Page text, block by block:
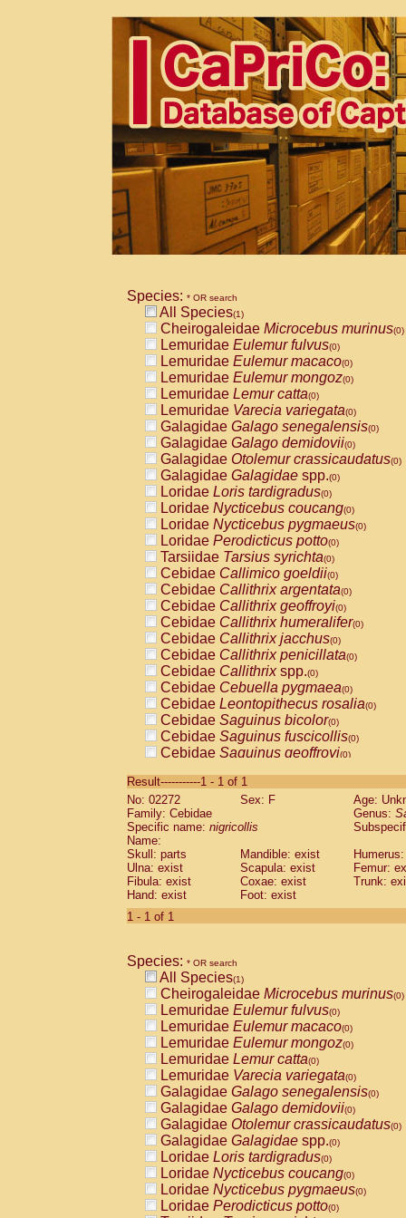
Species: * OR search
All Species(1)
Cheirogaleidae Microcebus murinus(0)
Lemuridae Eulemur fulvus(0)
Lemuridae Eulemur macaco(0)
Lemuridae Eulemur mongoz(0)
Lemuridae Lemur catta(0)
Lemuridae Varecia variegata(0)
Galagidae Galago senegalensis(0)
Galagidae Galago demidovii(0)
Galagidae Otolemur crassicaudatus(0)
Galagidae Galagidae spp.(0)
Loridae Loris tardigradus(0)
Loridae Nycticebus coucang(0)
Loridae Nycticebus pygmaeus(0)
Loridae Perodicticus potto(0)
Tarsiidae Tarsius syrichta(0)
Cebidae Callimico goeldii(0)
Cebidae Callithrix argentata(0)
Cebidae Callithrix geoffroyi(0)
Cebidae Callithrix humeralifer(0)
Cebidae Callithrix jacchus(0)
Cebidae Callithrix penicillata(0)
Cebidae Callithrixspp.(0)
Cebidae Cebuella pygmaea(0)
Cebidae Leontopithecus rosalia(0)
Cebidae Saguinus bicolor(0)
Cebidae Saguinus fuscicollis(0)
Cebidae Saguinus geoffroyi(0)
CebidaeSaguinus labiatus(0)
Cebidae Saguinus leucopus (0)
Cebidae
CebidaeSaguinus mystax
Cebidae Saguinus nigricollis (1)
Cebidae Saguinus oedipus
Cebidae Saguinus weddelli
Cebidae Saguinusspp.
Cebidae
CebidaeCebus capucinus
CebidaeCebus nigrivittatus
CebidaeCebus spp.(0)
CebidaeSaimiri boliviensis(0)
CebidaeSaimiri sciureus(0)
AtelidaeAlouatta caraya(0)
AtelidaeAlouatta fusca(0)
AtelidaeAlouatta seniculus(0)
AtelidaeAlouattaspp.(0)
AtelidaeAteles belzebuth(0)
AtelidaeAteles geoffroyi(0)
AtelidaeAteles paniscus(0)
AtelidaeAtelesspp.(0)
AtelidaeLagothrix lagothricha(0)
AtelidaeLagothrix lagothricha cana
PitheciidaeCacajao calvus
Result-----------1 - 1 of 1
No: 02272
Sex: F
Age:
Family: Cebidae
Genus:
Specific name: nigricollis
Name:
Skull: parts
Mandible: exist
Ulna: exist
Scapula: exist
Femur:
Fibula: exist
Coxae: exist
Trunk:
Hand: exist
Foot: exist
1 - 1 of 1
Species: * OR search
All Species(1)
Cheirogaleidae Microcebus murinus(0)
Lemuridae Eulemur fulvus(0)
Lemuridae Eulemur macaco(0)
Lemuridae Eulemur mongoz(0)
Lemuridae Lemur catta(0)
Lemuridae Varecia variegata(0)
Galagidae Galago senegalensis(0)
Galagidae Galago demidovii(0)
Galagidae Otolemur crassicaudatus(0)
Galagidae Galagidae spp.(0)
Loridae Loris tardigradus(0)
Loridae Nycticebus coucang(0)
Loridae Nycticebus pygmaeus(0)
Loridae Perodicticus potto(0)